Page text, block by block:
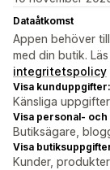
Dataåtkomst
Appen behöver
med din butik.
integritetspolicy
Visa kunduppgifter:
Känsliga
Visa personal-
Butiksägare,
Visa
Kunder,